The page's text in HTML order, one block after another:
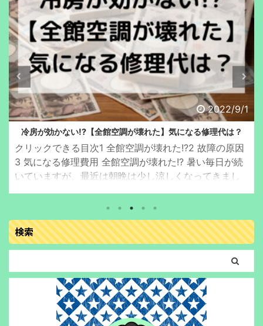
2022/6/30
【全館空調システム】送風時の電気代について
クリックできる目次1 はじめに2 わが家の全館空調シス
テム3 送風時の電気代4 さいごに はじめに 全館空調シ
ステムは、家の中全体で寒暖の温度差がなくなり、温
ます。 夏や冬の冷暖房時は本当に快適です。 春～初夏
や秋から初冬にかけての中途半端な時期は、冷暖房で
はなく、送風機能を使用しています。 今回、実際に全
館空調の家に住むネイバーが、送風時の電気代につい
てお伝えします。 わが家の全館空調システム わが家の
延床面積は、約128㎡(約39坪)です。 全館空調シス ...
検索